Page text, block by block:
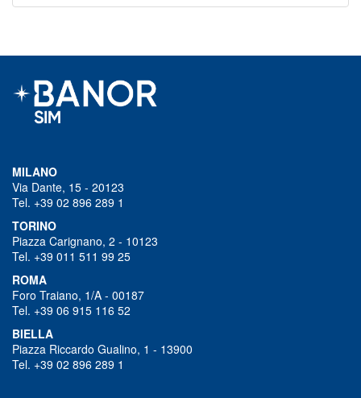
MILANO
Via Dante, 15 - 20123
Tel. +39 02 896 289 1
TORINO
Piazza Carignano, 2 - 10123
Tel. +39 011 511 99 25
ROMA
Foro Traiano, 1/A - 00187
Tel. +39 06 915 116 52
BIELLA
Piazza Riccardo Gualino, 1 - 13900
Tel. +39 02 896 289 1